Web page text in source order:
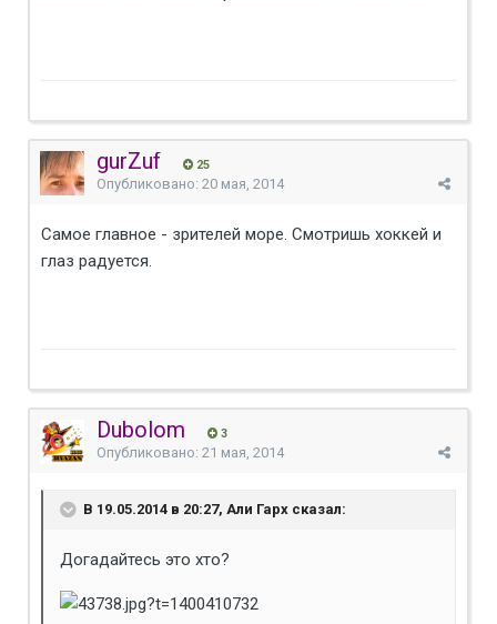
gurZuf 25
Опубликовано: 20 мая, 2014
Самое главное - зрителей море. Смотришь хоккей и
глаз радуется.
Dubolom 3
Опубликовано: 21 мая, 2014
В 19.05.2014 в 20:27, Али Гарх сказал:
Догадайтесь это хто?